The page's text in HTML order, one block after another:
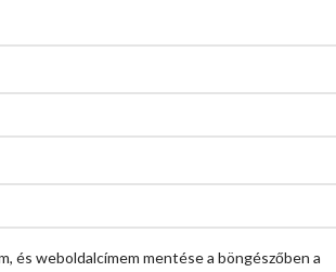
és weboldalcímem mentése a böngészőben a